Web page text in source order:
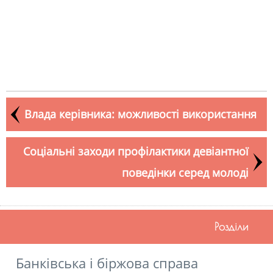
Влада керівника: можливості використання
Соціальні заходи профілактики девіантної
поведінки серед молоді
Розділи
Банківська і біржова справа